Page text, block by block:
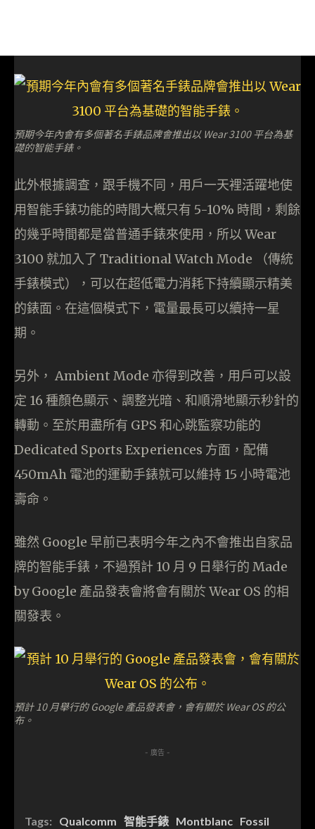
預期今年內會有多個著名手錶品牌會推出以 Wear 3100 平台為基
礎的智能手錶。
此外根據調查，跟手機不同，用戶一天裡活躍地使
用智能手錶功能的時間大槪只有 5-10% 時間，剩餘
的幾乎時間都是當普通手錶來使用，所以 Wear
3100 就加入了 Traditional Watch Mode （傳統
手錶模式），可以在超低電力消耗下持續顯示精美
的錶面。在這個模式下，電量最長可以續持一星
期。
另外， Ambient Mode 亦得到改善，用戶可以設
定 16 種顏色顯示、調整光暗、和順滑地顯示秒針的
轉動。至於用盡所有 GPS 和心跳監察功能的
Dedicated Sports Experiences 方面，配備
450mAh 電池的運動手錶就可以維持 15 小時電池
壽命。
雖然 Google 早前已表明今年之內不會推出自家品
牌的智能手錶，不過預計 10 月 9 日舉行的 Made
by Google 產品發表會將會有關於 Wear OS 的相
關發表。
預計 10 月舉行的 Google 產品發表會，會有關於 Wear OS 的公
布。
- 廣告 -
Tags: Qualcomm 智能手錶 Montblanc Fossil